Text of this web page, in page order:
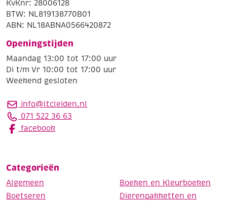
KvKnr: 28006128
BTW: NL819138770B01
ABN: NL18ABNA0566420872
Openingstijden
Maandag 13:00 tot 17:00 uur
Di t/m Vr 10:00 tot 17:00 uur
Weekend gesloten
info@ltcleiden.nl
071 522 36 63
facebook
Categorieën
Algemeen
Boeken en Kleurboeken
Boetseren
Dierenpakketten en